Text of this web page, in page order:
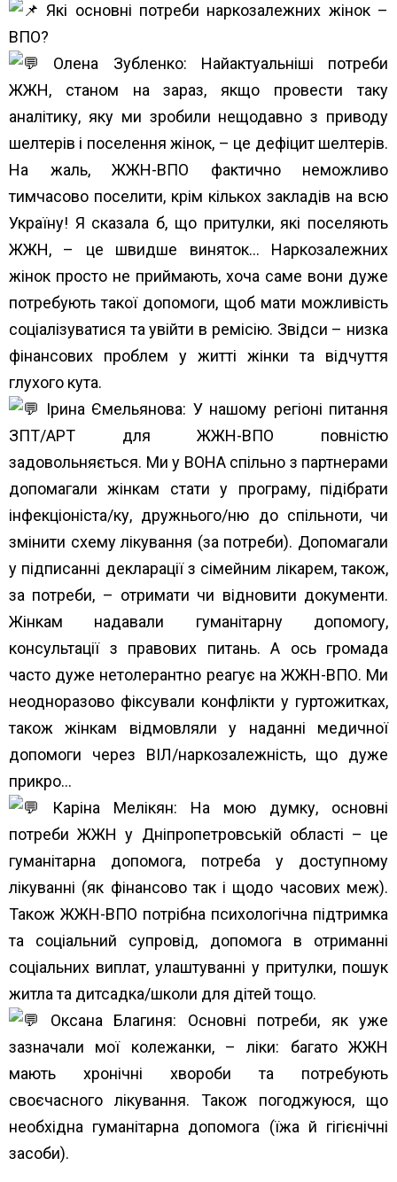
Які основні потреби наркозалежних жінок –
ВПО?
Олена Зубленко: Найактуальніші потреби
ЖЖН, станом на зараз, якщо провести таку
аналітику, яку ми зробили нещодавно з приводу
шелтерів і поселення жінок, – це дефіцит шелтерів.
На жаль, ЖЖН-ВПО фактично неможливо
тимчасово поселити, крім кількох закладів на всю
Україну! Я сказала б, що притулки, які поселяють
ЖЖН, – це швидше виняток… Наркозалежних
жінок просто не приймають, хоча саме вони дуже
потребують такої допомоги, щоб мати можливість
соціалізуватися та увійти в ремісію. Звідси – низка
фінансових проблем у житті жінки та відчуття
глухого кута.
Ірина Ємельянова: У нашому регіоні питання
ЗПТ/АРТ для ЖЖН-ВПО повністю
задовольняється. Ми у ВОНА спільно з партнерами
допомагали жінкам стати у програму, підібрати
інфекціоніста/ку, дружнього/ню до спільноти, чи
змінити схему лікування (за потреби). Допомагали
у підписанні декларації з сімейним лікарем, також,
за потреби, – отримати чи відновити документи.
Жінкам надавали гуманітарну допомогу,
консультації з правових питань. А ось громада
часто дуже нетолерантно реагує на ЖЖН-ВПО. Ми
неодноразово фіксували конфлікти у гуртожитках,
також жінкам відмовляли у наданні медичної
допомоги через ВІЛ/наркозалежність, що дуже
прикро…
Каріна Мелікян: На мою думку, основні
потреби ЖЖН у Дніпропетровській області – це
гуманітарна допомога, потреба у доступному
лікуванні (як фінансово так і щодо часових меж).
Також ЖЖН-ВПО потрібна психологічна підтримка
та соціальний супровід, допомога в отриманні
соціальних виплат, улаштуванні у притулки, пошук
житла та дитсадка/школи для дітей тощо.
Оксана Благиня: Основні потреби, як уже
зазначали мої колежанки, – ліки: багато ЖЖН
мають хронічні хвороби та потребують
своєчасного лікування. Також погоджуюся, що
необхідна гуманітарна допомога (їжа й гігієнічні
засоби).